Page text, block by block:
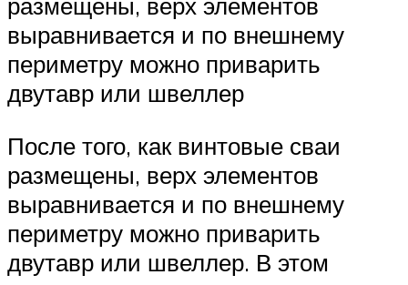
выравнивается и по внешнему
периметру можно приварить
двутавр или швеллер
После того, как винтовые сваи
размещены, верх элементов
выравнивается и по внешнему
периметру можно приварить
двутавр или швеллер. В этом